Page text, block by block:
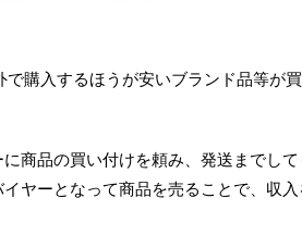
購入するほうが安いブランド品等が買
商品の買い付けを頼み、発送までして
ヤーとなって商品を売ることで、収入